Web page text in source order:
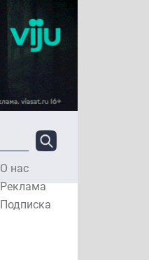
О нас
Реклама
Подписка